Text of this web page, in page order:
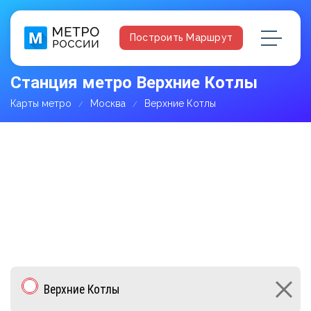
Построить Маршрут
Станция метро Верхние Котлы
Карты метро Москва Верхние Котлы